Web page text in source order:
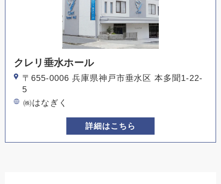
クレリ垂水ホール
〒655-0006 兵庫県神戸市垂水区 本多聞1-22-
5
㈱はなぎく
詳細はこちら